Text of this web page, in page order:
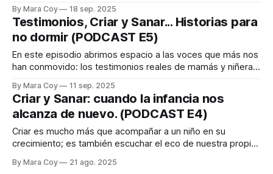
mamás, en las niñeras e incluso en las familias, aunque casi
nunca nos atrevemos a nombrarlos. Los celos no son
By Mara Coy 18 sep. 2025
Testimonios, Criar y Sanar... Historias para
no dormir (PODCAST E5)
En este episodio abrimos espacio a las voces que más nos
han conmovido: los testimonios reales de mamás y niñeras
sanarse a sí mismas. Después de reflexionar sobre nuestra
propia historia, ahora es el turno de ellas. Escucharás a
mujeres que
By Mara Coy 11 sep. 2025
Criar y Sanar: cuando la infancia nos
alcanza de nuevo. (PODCAST E4)
Criar es mucho más que acompañar a un niño en su
crecimiento; es también escuchar el eco de nuestra propia
adentramos en esas memorias que despiertan cuando
By Mara Coy 21 ago. 2025